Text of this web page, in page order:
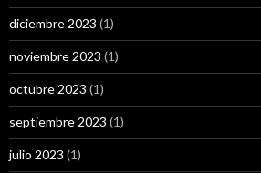
diciembre 2023 (1)
noviembre 2023 (1)
octubre 2023 (1)
septiembre 2023 (1)
julio 2023 (1)